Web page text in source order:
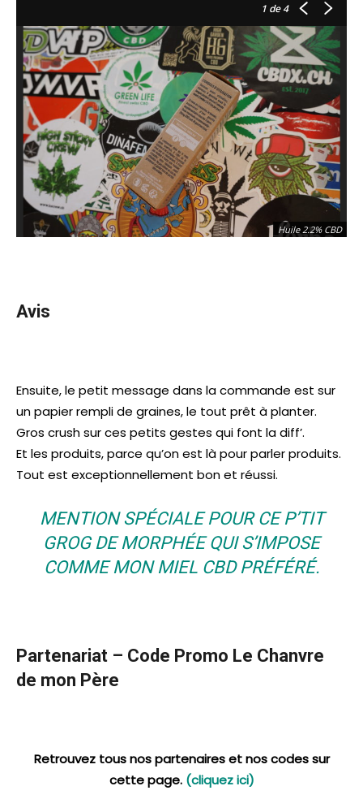
1 de 4
Huile 2.2% CBD
Avis
Ensuite, le petit message dans la commande est sur
un papier rempli de graines, le tout prêt à planter.
Gros crush sur ces petits gestes qui font la diff’.
Et les produits, parce qu’on est là pour parler produits.
Tout est exceptionnellement bon et réussi.
MENTION SPÉCIALE POUR CE P’TIT
GROG DE MORPHÉE QUI S’IMPOSE
COMME MON MIEL CBD PRÉFÉRÉ.
Partenariat – Code Promo Le Chanvre
de mon Père
Retrouvez tous nos partenaires et nos codes sur
cette page. (cliquez ici)